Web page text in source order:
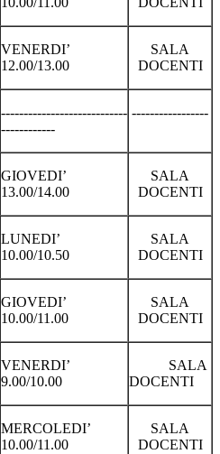
VENERDI’
12.00/13.00
SALA
DOCENTI
----------------------------
------------
-----------------
GIOVEDI’
13.00/14.00
SALA
DOCENTI
LUNEDI’
10.00/10.50
SALA
DOCENTI
GIOVEDI’
10.00/11.00
SALA
DOCENTI
VENERDI’
9.00/10.00
SALA
DOCENTI
MERCOLEDI’
10.00/11.00
SALA
DOCENTI